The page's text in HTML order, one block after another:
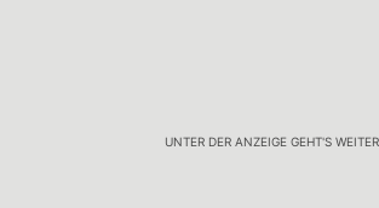
UNTER DER ANZEIGE GEHT'S WEITER